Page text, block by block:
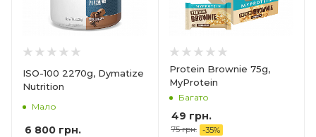
ISO-100 2270g, Dymatize
Nutrition
Мало
6 800 грн.
Protein Brownie 75g,
MyProtein
Багато
49 грн.
75грн. -35%